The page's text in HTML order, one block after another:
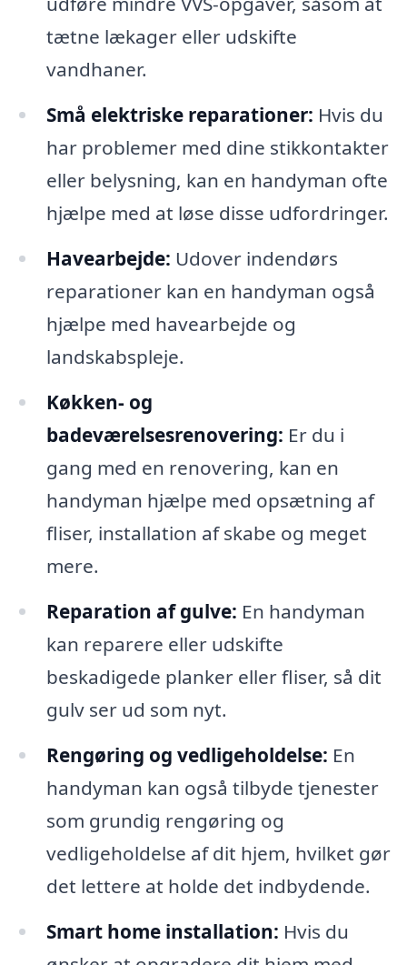
tætne lækager eller udskifte
vandhaner.
Små elektriske reparationer: Hvis du
har problemer med dine stikkontakter
eller belysning, kan en handyman ofte
hjælpe med at løse disse udfordringer.
Havearbejde: Udover indendørs
reparationer kan en handyman også
hjælpe med havearbejde og
landskabspleje.
Køkken- og
badeværelsesrenovering: Er du i
gang med en renovering, kan en
handyman hjælpe med opsætning af
fliser, installation af skabe og meget
mere.
Reparation af gulve: En handyman
kan reparere eller udskifte
beskadigede planker eller fliser, så dit
gulv ser ud som nyt.
Rengøring og vedligeholdelse: En
handyman kan også tilbyde tjenester
som grundig rengøring og
vedligeholdelse af dit hjem, hvilket gør
det lettere at holde det indbydende.
Smart home installation: Hvis du